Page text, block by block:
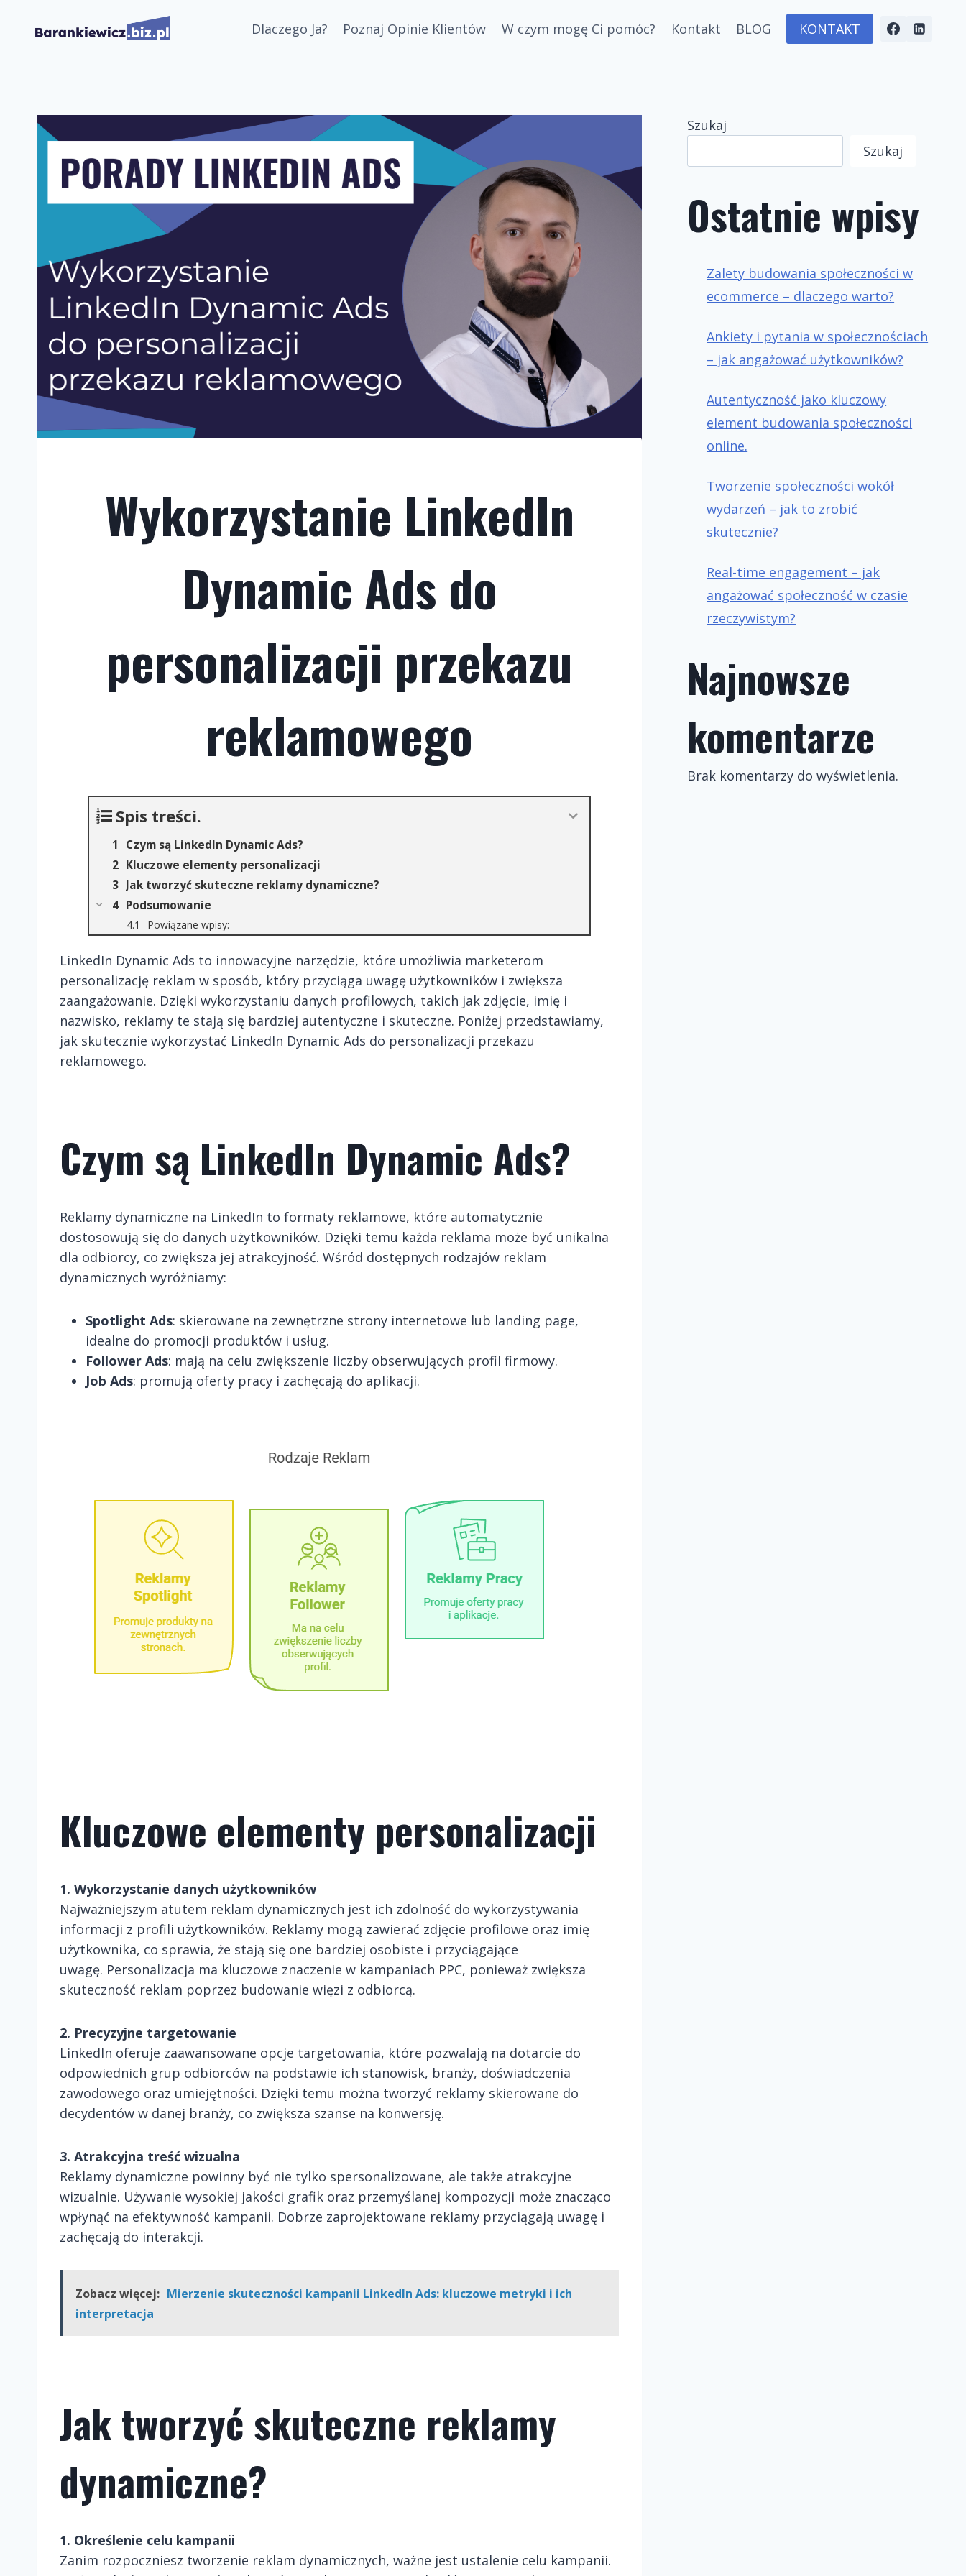
Dlaczego Ja? Poznaj Opinie Klientów W czym mogę Ci pomóc? Kontakt BLOG KONTAKT
Wykorzystanie LinkedIn
Dynamic Ads do
personalizacji przekazu
reklamowego
Spis treści.
Czym są LinkedIn Dynamic Ads?
Kluczowe elementy personalizacji
Jak tworzyć skuteczne reklamy dynamiczne?
Podsumowanie
Powiązane wpisy:
LinkedIn Dynamic Ads to innowacyjne narzędzie, które umożliwia marketerom
personalizację reklam w sposób, który przyciąga uwagę użytkowników i zwiększa
zaangażowanie. Dzięki wykorzystaniu danych profilowych, takich jak zdjęcie, imię i
nazwisko, reklamy te stają się bardziej autentyczne i skuteczne. Poniżej przedstawiamy,
jak skutecznie wykorzystać LinkedIn Dynamic Ads do personalizacji przekazu
reklamowego.
Czym są LinkedIn Dynamic Ads?
Reklamy dynamiczne na LinkedIn to formaty reklamowe, które automatycznie
dostosowują się do danych użytkowników. Dzięki temu każda reklama może być unikalna
dla odbiorcy, co zwiększa jej atrakcyjność. Wśród dostępnych rodzajów reklam
dynamicznych wyróżniamy:
Spotlight Ads: skierowane na zewnętrzne strony internetowe lub landing page,
idealne do promocji produktów i usług.
Follower Ads: mają na celu zwiększenie liczby obserwujących profil firmowy.
Job Ads: promują oferty pracy i zachęcają do aplikacji.
Kluczowe elementy personalizacji
1. Wykorzystanie danych użytkowników
Najważniejszym atutem reklam dynamicznych jest ich zdolność do wykorzystywania
informacji z profili użytkowników. Reklamy mogą zawierać zdjęcie profilowe oraz imię
użytkownika, co sprawia, że stają się one bardziej osobiste i przyciągające
uwagę. Personalizacja ma kluczowe znaczenie w kampaniach PPC, ponieważ zwiększa
skuteczność reklam poprzez budowanie więzi z odbiorcą.
2. Precyzyjne targetowanie
LinkedIn oferuje zaawansowane opcje targetowania, które pozwalają na dotarcie do
odpowiednich grup odbiorców na podstawie ich stanowisk, branży, doświadczenia
zawodowego oraz umiejętności. Dzięki temu można tworzyć reklamy skierowane do
decydentów w danej branży, co zwiększa szanse na konwersję.
3. Atrakcyjna treść wizualna
Reklamy dynamiczne powinny być nie tylko spersonalizowane, ale także atrakcyjne
wizualnie. Używanie wysokiej jakości grafik oraz przemyślanej kompozycji może znacząco
wpłynąć na efektywność kampanii. Dobrze zaprojektowane reklamy przyciągają uwagę i
zachęcają do interakcji.
Zobacz więcej: Mierzenie skuteczności kampanii LinkedIn Ads: kluczowe metryki i ich
interpretacja
Jak tworzyć skuteczne reklamy
dynamiczne?
1. Określenie celu kampanii
Zanim rozpoczniesz tworzenie reklam dynamicznych, ważne jest ustalenie celu kampanii.
Szukaj
Szukaj
Ostatnie wpisy
Zalety budowania społeczności w
ecommerce – dlaczego warto?
Ankiety i pytania w społecznościach
– jak angażować użytkowników?
Autentyczność jako kluczowy
element budowania społeczności
online.
Tworzenie społeczności wokół
wydarzeń – jak to zrobić
skutecznie?
Real-time engagement – jak
angażować społeczność w czasie
rzeczywistym?
Najnowsze
komentarze
Brak komentarzy do wyświetlenia.